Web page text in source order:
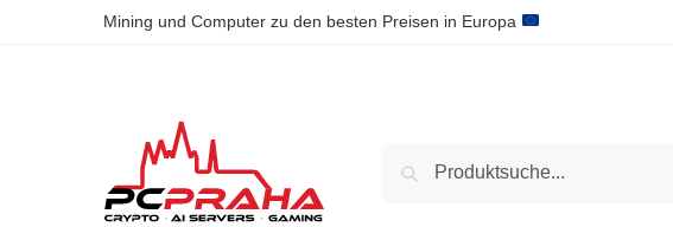
Mining und Computer zu den besten Preisen in Europa